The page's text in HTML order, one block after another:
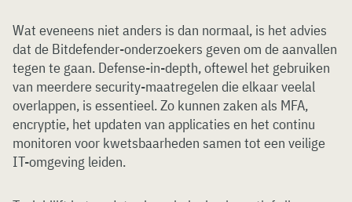
Wat eveneens niet anders is dan normaal, is het advies
dat de Bitdefender-onderzoekers geven om de aanvallen
tegen te gaan. Defense-in-depth, oftewel het gebruiken
van meerdere security-maatregelen die elkaar veelal
overlappen, is essentieel. Zo kunnen zaken als MFA,
encryptie, het updaten van applicaties en het continu
monitoren voor kwetsbaarheden samen tot een veilige
IT-omgeving leiden.